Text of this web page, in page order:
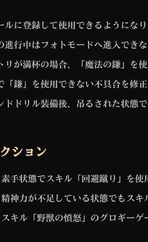
ルに登録して使用できるようになり
進行中はフォトモードへ進入でき
リが満杯の場合、「魔法の鎌」を
「鎌」を使用できない不具合を修正
ドドリル装備後、吊るされた状態
ション
手状態でスキル「回避蹴り」を使
神力が不足している状態でもスキ
キル「野獣の憤怒」のグロギーゲ